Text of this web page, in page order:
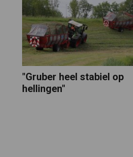
"Gruber heel stabiel op
hellingen"